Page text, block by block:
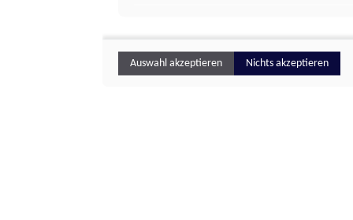
Auswahl akzeptieren Nichts akzeptieren